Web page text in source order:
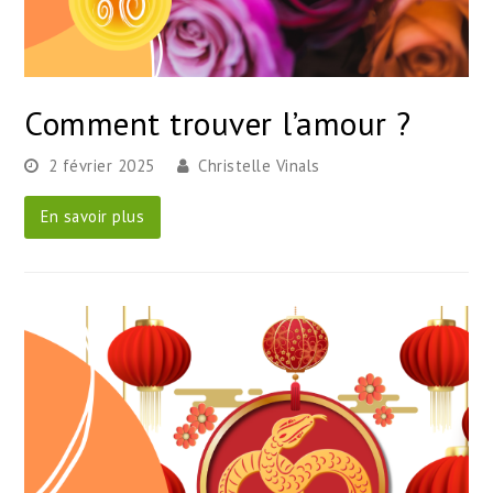
Comment trouver l’amour ?
2 février 2025 Christelle Vinals
En savoir plus